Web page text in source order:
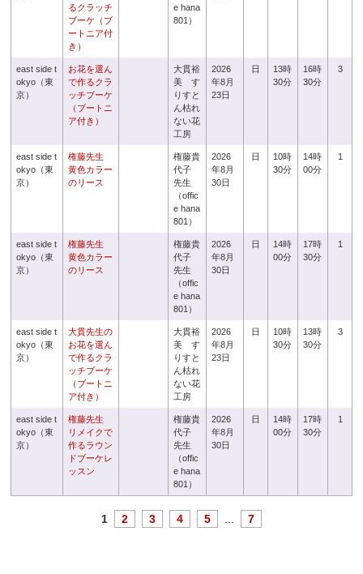
るクラッチ
ブーケ（ブ
ートニア付
き）
e hana
801）
east side t
okyo（東
京）
お花を選ん
で作るクラ
ッチブーケ
（ブートニ
ア付き）
大貫裕
美 す
りすと
ん枯れ
ない花
工房
2026
年8月
23日
日
13時
30分
16時
30分
3
east side t
okyo（東
京）
権藤先生
黄色カラー
のリース
権藤貴
代子
先生
（offic
e hana
801）
2026
年8月
30日
日
10時
30分
14時
00分
1
east side t
okyo（東
京）
権藤先生
黄色カラー
のリース
権藤貴
代子
先生
（offic
e hana
801）
2026
年8月
30日
日
14時
00分
17時
30分
1
east side t
okyo（東
京）
大貫先生の
お花を選ん
で作るクラ
ッチブーケ
（ブートニ
ア付き）
大貫裕
美 す
りすと
ん枯れ
ない花
工房
2026
年8月
23日
日
10時
30分
13時
30分
3
east side t
okyo（東
京）
権藤先生
リメイクで
作るラウン
ドブーケレ
ッスン
権藤貴
代子
先生
（offic
e hana
801）
2026
年8月
30日
日
14時
00分
17時
30分
1
1 2 3 4 5 7